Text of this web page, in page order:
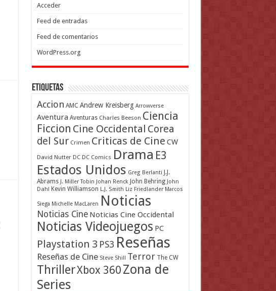
Acceder
Feed de entradas
Feed de comentarios
WordPress.org
Etiquetas
Accion AMC Andrew Kreisberg Arrowverse
Aventura Aventuras Charles Beeson Ciencia
Ficcion Cine Occidental Corea
del Sur Crimen Criticas de Cine CW
David Nutter DC DC Comics Drama E3
Estados Unidos Greg Berlanti
J.J.
Abrams J. Miller Tobin Johan Renck John Behring John
Dahl Kevin Williamson L.J. Smith Liz Friedlander Marcos
Siega Michelle MacLaren Noticias
Noticias Cine Noticias Cine Occidental
Noticias Videojuegos PC
Playstation 3 PS3 Reseñas
Reseñas de Cine Steve Shill Terror The CW
ThrillerXbox 360 Zona de
Series